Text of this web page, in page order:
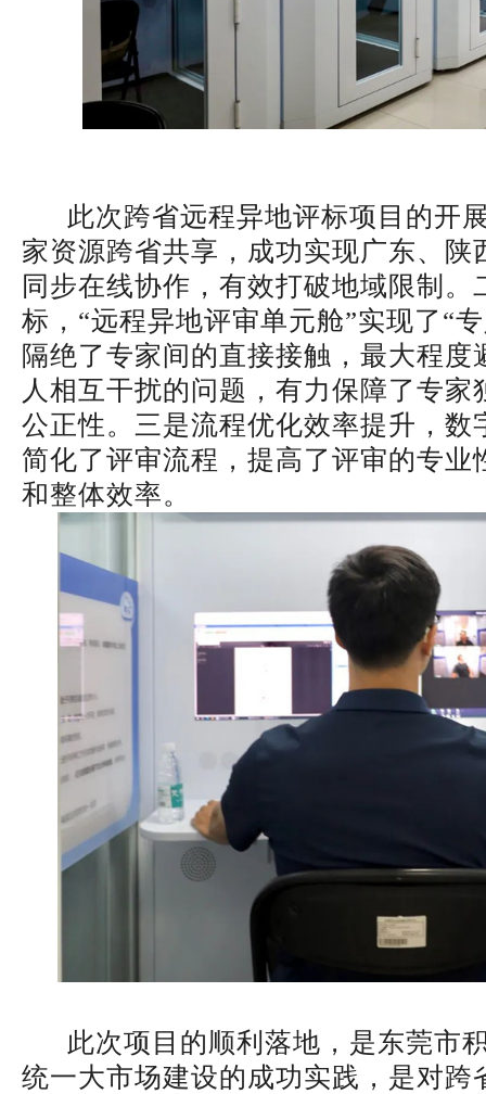
此次跨省远程异地评标项目的开
家资源跨省共享，成功实现广东、陕
同步在线协作，有效打破地域限制。
标，“远程异地评审单元舱”实现了“
隔绝了专家间的直接接触，最大程度
人相互干扰的问题，有力保障了专
公正性。三是流程优化效率提升，数
简化了评审流程，提高了评审的专业
和整体效率。
此次项目的顺利落地，是东莞市
统一大市场建设的成功实践，是对跨